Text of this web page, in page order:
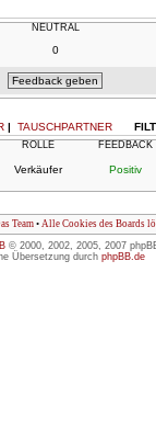
NEUTRAL
0
| TAUSCHPARTNER
ROLLE FEEDBACK
Verkäufer Positiv
Team • Alle Cookies des Boards
© 2000, 2002, 2005, 2007
Übersetzung durch phpBB.de